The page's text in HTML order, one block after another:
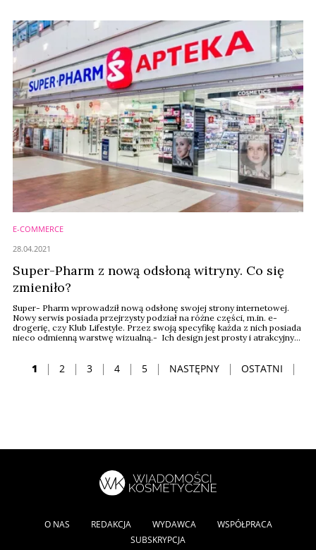
E-COMMERCE
Super-Pharm z nową odsłoną witryny. Co się
zmieniło?
Super- Pharm wprowadził nową odsłonę swojej strony internetowej.
Nowy serwis posiada przejrzysty podział na różne części, m.in. e-
drogerię, czy Klub Lifestyle. Przez swoją specyfikę każda z nich posiada
nieco odmienną warstwę wizualną.- Ich design jest prosty i atrakcyjny
28.04.2021
1 2 3 4 5 NASTĘPNY OSTATNI
O NAS REDAKCJA WYDAWCA
WSPÓŁPRACA
SUBSKRYPCJA